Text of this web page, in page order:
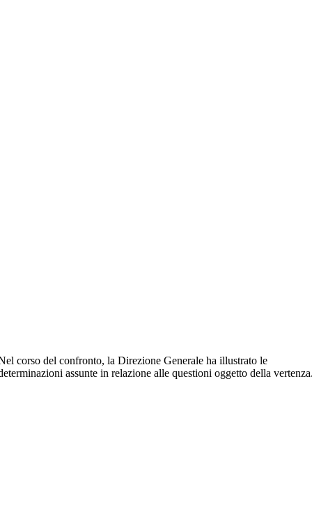
corso del confronto, la Direzione Generale ha illustrato le
assunte in relazione alle questioni oggetto della